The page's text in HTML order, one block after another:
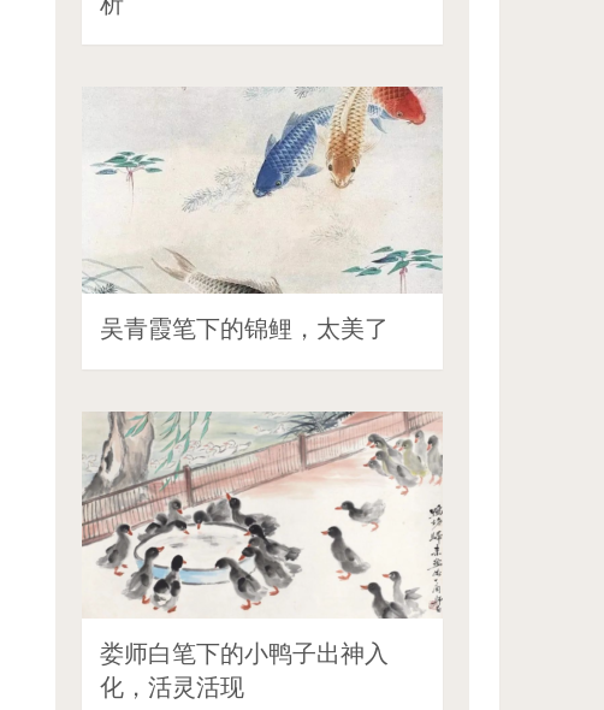
吴青霞笔下的锦鲤，太美了
娄师白笔下的小鸭子出神入
化，活灵活现